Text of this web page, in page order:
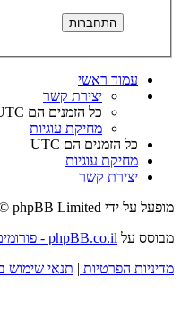
עמוד ראשי
יצירת קשר
כל הזמנים הם
מחיקת עוגיות
כל הזמנים הם UTC
מחיקת עוגיות
יצירת קשר
מופעל על ידי phpBB Limited
מבוסס על phpBB.co.il - פורומים בעברית
מדיניות הפרטיות | תנאי שימוש